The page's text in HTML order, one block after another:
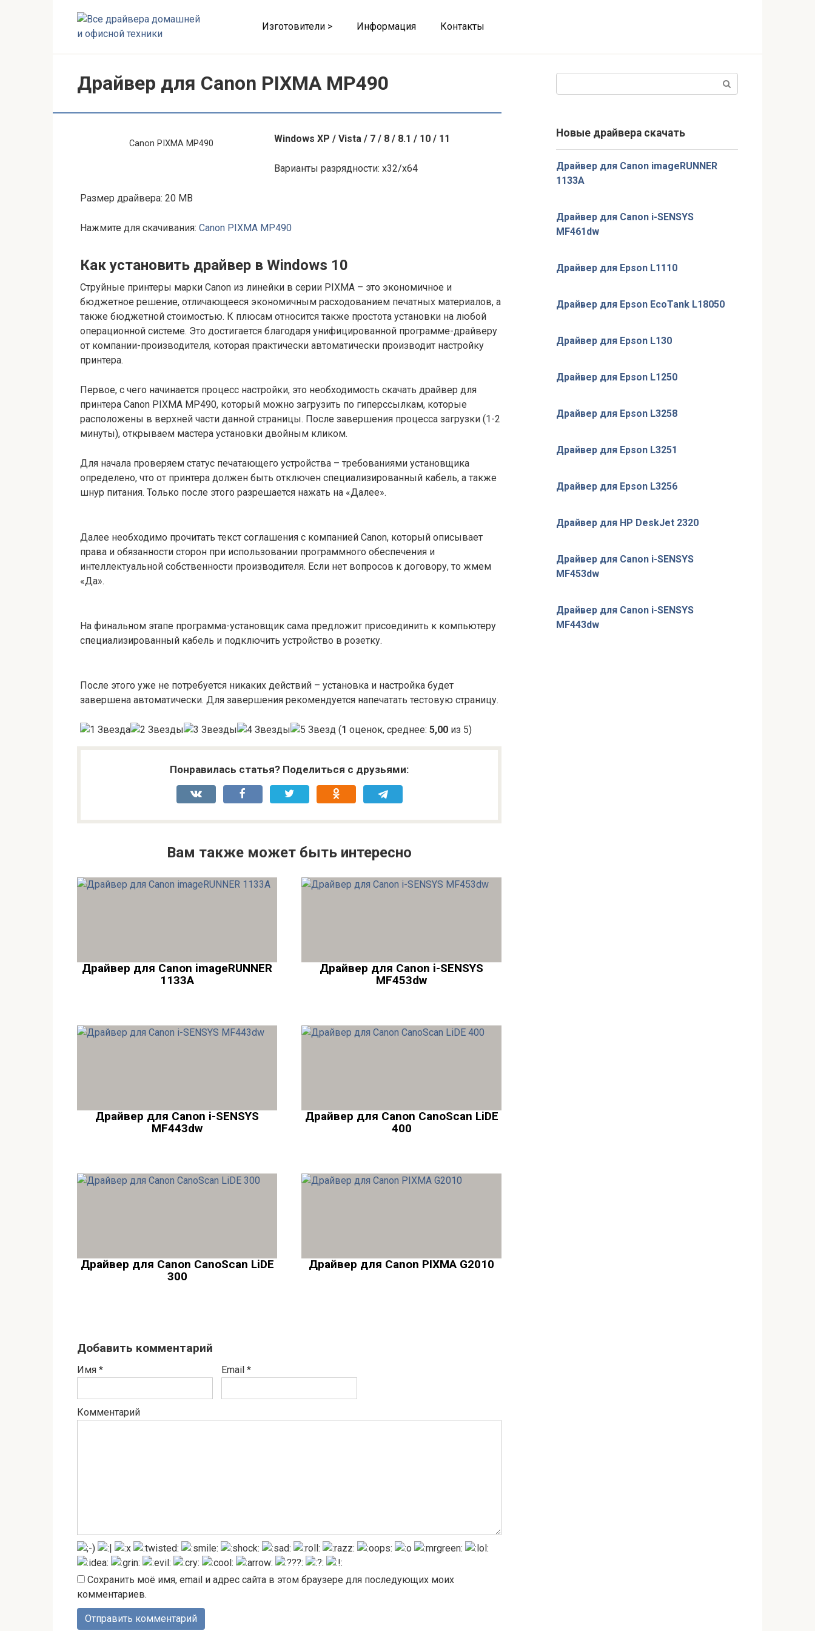
Изготовители > Информация Контакты
Драйвер для Canon PIXMA MP490
Canon PIXMA MP490 Windows XP / Vista / 7 / 8 / 8.1 / 10 / 11
Варианты разрядности: x32/x64
Размер драйвера: 20 MB
Нажмите для скачивания: Canon PIXMA MP490
Как установить драйвер в Windows 10
Струйные принтеры марки Canon из линейки в серии PIXMA – это экономичное и
бюджетное решение, отличающееся экономичным расходованием печатных материалов, а
также бюджетной стоимостью. К плюсам относится также простота установки на любой
операционной системе. Это достигается благодаря унифицированной программе-драйверу
от компании-производителя, которая практически автоматически производит настройку
принтера.
Первое, с чего начинается процесс настройки, это необходимость скачать драйвер для
принтера Canon PIXMA MP490, который можно загрузить по гиперссылкам, которые
расположены в верхней части данной страницы. После завершения процесса загрузки (1-2
минуты), открываем мастера установки двойным кликом.
Для начала проверяем статус печатающего устройства – требованиями установщика
определено, что от принтера должен быть отключен специализированный кабель, а также
шнур питания. Только после этого разрешается нажать на «Далее».
Далее необходимо прочитать текст соглашения с компанией Canon, который описывает
права и обязанности сторон при использовании программного обеспечения и
интеллектуальной собственности производителя. Если нет вопросов к договору, то жмем
«Да».
На финальном этапе программа-установщик сама предложит присоединить к компьютеру
специализированный кабель и подключить устройство в розетку.
После этого уже не потребуется никаких действий – установка и настройка будет
завершена автоматически. Для завершения рекомендуется напечатать тестовую страницу.
(1 оценок, среднее: 5,00 из 5)
Понравилась статья? Поделиться с друзьями:
Вам также может быть интересно
Драйвер для Canon imageRUNNER
1133A
Драйвер для Canon i-SENSYS
MF453dw
Драйвер для Canon i-SENSYS
MF443dw
Драйвер для Canon CanoScan LiDE
400
Драйвер для Canon CanoScan LiDE
300
Драйвер для Canon PIXMA G2010
Добавить комментарий
Имя * Email *
Комментарий
Сохранить моё имя, email и адрес сайта в этом браузере для последующих моих
комментариев.
Новые драйвера скачать
Драйвер для Canon imageRUNNER
1133A
Драйвер для Canon i-SENSYS
MF461dw
Драйвер для Epson L1110
Драйвер для Epson EcoTank L18050
Драйвер для Epson L130
Драйвер для Epson L1250
Драйвер для Epson L3258
Драйвер для Epson L3251
Драйвер для Epson L3256
Драйвер для HP DeskJet 2320
Драйвер для Canon i-SENSYS
MF453dw
Драйвер для Canon i-SENSYS
MF443dw